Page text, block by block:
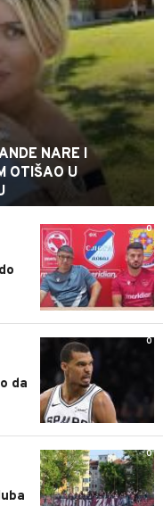
NARE I
OTIŠAO U
0
0
da
0